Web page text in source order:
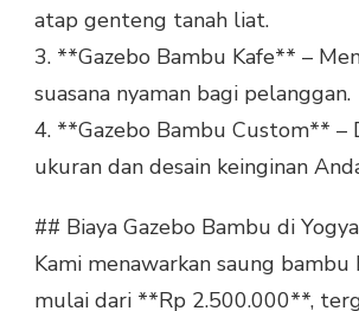
atap genteng tanah liat.
3. **Gazebo Bambu Kafe** –
suasana nyaman bagi pelanggan.
4. **Gazebo Bambu Custom** –
ukuran dan desain keinginan
## Biaya Gazebo Bambu di
Kami menawarkan saung
mulai dari **Rp 2.500.000**,